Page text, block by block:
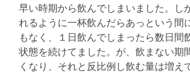
早い時期から飲んでしまいました。し
れるように一杯飲んだらあっという間
もなく、１日飲んでしまったら数日間
状態を続けてました。が、飲まない期
くなり、それと反比例し飲む量は増え